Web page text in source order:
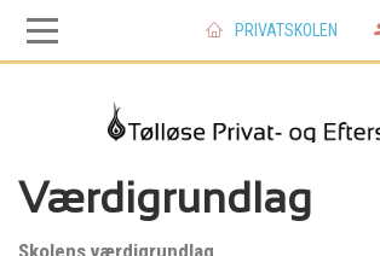
Skip
Skip
PRIVATSKOLEN
Værdigrundlag